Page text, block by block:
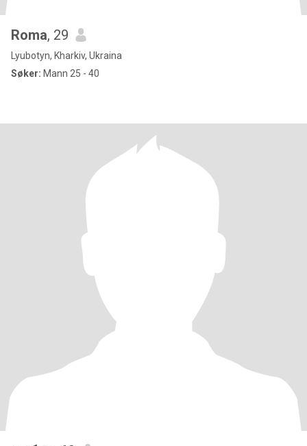
Roma, 29
Lyubotyn, Kharkiv, Ukraina
Søker: Mann 25 - 40